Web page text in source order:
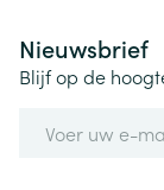
Nieuwsbrief
Blijf op de